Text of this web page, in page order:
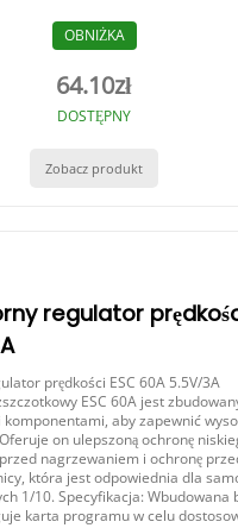
OBNIŻKA
64.10zł
DOSTĘPNY
Zobacz produkt
regulator
prędkości ESC 60A 5.5V/3A
ESC 60A jest
komponentami, aby zapewnić
on ulepszoną ochronę
nagrzewaniem i ochronę
która jest odpowiednia dla
1/10. Specyfikacja: Wbudowana
karta programu w celu